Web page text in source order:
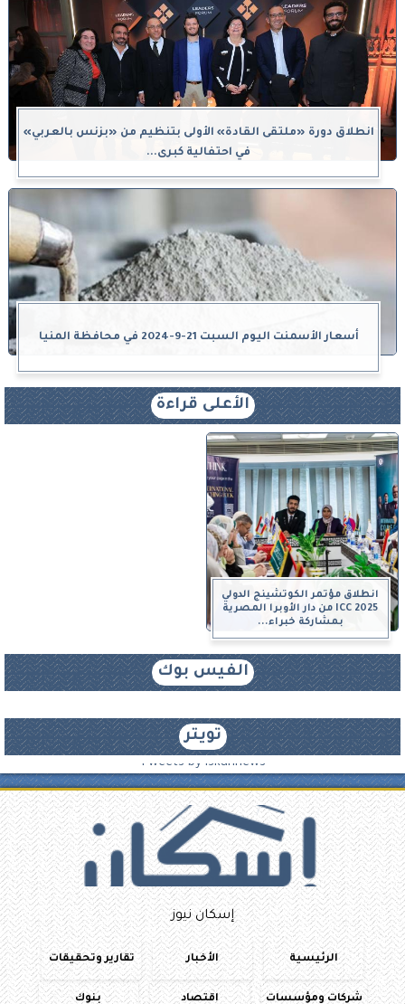
انطلاق دورة «ملتقى القادة» الأولى بتنظيم من «بزنس بالعربي»
في احتفالية كبرى...
أسعار الأسمنت اليوم السبت 21-9-2024 في محافظة المنيا
الأعلى قراءة
انطلاق مؤتمر الكوتشينج الدولي
ICC 2025 من دار الأوبرا المصرية
بمشاركة خبراء...
الفيس بوك
تويتر
Tweets by iskannews
إسكان نيوز
الرئيسية الأخبار تقارير وتحقيقات
شركات ومؤسسات اقتصاد بنوك